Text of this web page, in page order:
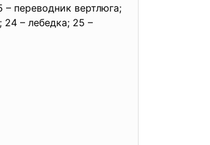
переводник вертлюга;
24 – лебедка; 25 –